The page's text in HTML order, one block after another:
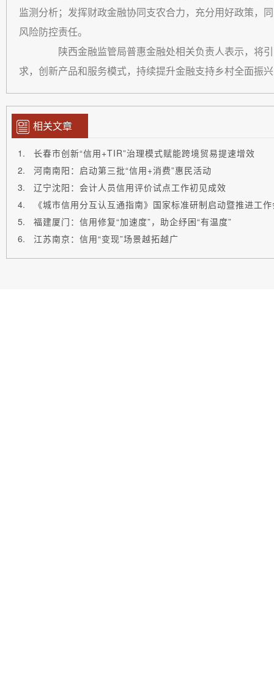
监测分析；发挥财政金融协同支农合力，充分用好政策，
风险防控责任。
陕西金融监管局普惠金融处相关负责人表示，将
求，创新产品和服务模式，持续提升金融支持乡村全面振
相关文章
长春市创新“信用+TIR”治理模式赋能跨境贸易提速增效
河南南阳：启动第三批“信用+消费”惠民活动
辽宁沈阳：会计人员信用评价试点工作初见成效
《城市信用分互认互通指南》国家标准研制启动暨推进工
福建厦门：信用修复“加速度”，助企纾困“有温度”
江苏南京：信用“变现”场景越拓越广